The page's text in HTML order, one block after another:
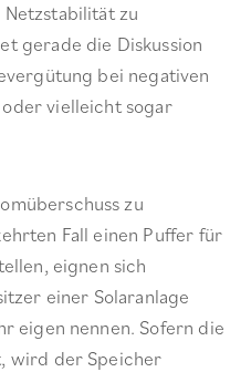
zu
gerade die Diskussion
bei negativen
vielleicht sogar
zu
Fall einen Puffer für
eignen sich
einer Solaranlage
eigen nennen. Sofern die
wird der Speicher